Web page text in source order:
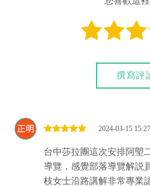
撰寫評
2024-03-15
台中莎拉團這次安排阿塱
導覽，感覺部落導覽解説
枝女士沿路講解非常專業